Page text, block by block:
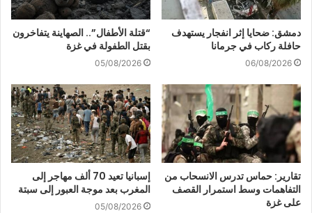
دمشق: ضحايا إثر انفجار يستهدف
حافلة ركاب في جرمانا
06/08/2026
“قتلة الأطفال”.. الصهاينة يتفاخرون
بقتل الطفولة في غزة
05/08/2026
تقارير: حماس تدرس الانسحاب من
التفاهمات وسط استمرار القصف
على غزة
إسبانيا تعيد 70 ألف مهاجر إلى
المغرب بعد موجة العبور إلى سبتة
05/08/2026